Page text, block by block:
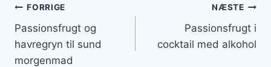
Indlægsnavigation
FORRIGE
Passionsfrugt og
havregryn til sund
morgenmad
NÆSTE
Passionsfrugt i
cocktail med alkohol